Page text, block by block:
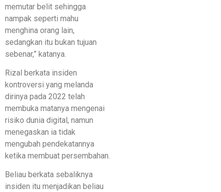
memutar belit sehingga
nampak seperti mahu
menghina orang lain,
sedangkan itu bukan tujuan
sebenar,” katanya.
Rizal berkata insiden
kontroversi yang melanda
dirinya pada 2022 telah
membuka matanya mengenai
risiko dunia digital, namun
menegaskan ia tidak
mengubah pendekatannya
ketika membuat persembahan.
Beliau berkata sebaliknya
insiden itu menjadikan beliau